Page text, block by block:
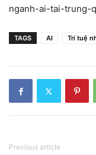
nganh-ai-tai-trung-
TAGS AI Trí tuệ
Previous article